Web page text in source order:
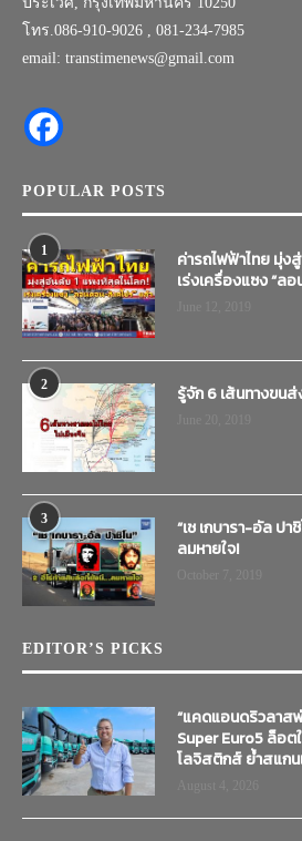
โทร.086-910-9026 , 081-234-7985
email: transtimenews@gmail.com
POPULAR POSTS
1
ค่ารถไฟฟ้าไทย มุ่ง
เร่งเครื่องแซง “ล
2 รู้จัก 6 เส้นทางขน
3
“เช เกบารา-อัล ป
ลมหายใจ!
EDITOR’S PICKS
“แคดแอนดริวลาส
Super Euro5 ล็อ
โลจิสติกส์ ย้ำสแกน